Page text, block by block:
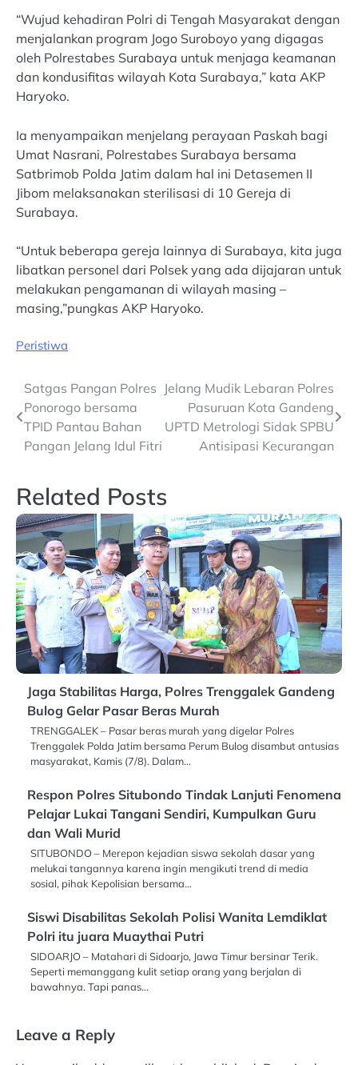
“Wujud kehadiran Polri di Tengah Masyarakat dengan
menjalankan program Jogo Suroboyo yang digagas
oleh Polrestabes Surabaya untuk menjaga keamanan
dan kondusifitas wilayah Kota Surabaya,” kata AKP
Haryoko.
Ia menyampaikan menjelang perayaan Paskah bagi
Umat Nasrani, Polrestabes Surabaya bersama
Satbrimob Polda Jatim dalam hal ini Detasemen II
Jibom melaksanakan sterilisasi di 10 Gereja di
Surabaya.
“Untuk beberapa gereja lainnya di Surabaya, kita juga
libatkan personel dari Polsek yang ada dijajaran untuk
melakukan pengamanan di wilayah masing –
masing,”pungkas AKP Haryoko.
Peristiwa
Post
navigation
Satgas Pangan Polres
Ponorogo bersama
TPID Pantau Bahan
Pangan Jelang Idul Fitri
Jelang Mudik Lebaran Polres
Pasuruan Kota Gandeng
UPTD Metrologi Sidak SPBU
Antisipasi Kecurangan
Related Posts
Jaga Stabilitas Harga, Polres Trenggalek Gandeng
Bulog Gelar Pasar Beras Murah
TRENGGALEK – Pasar beras murah yang digelar Polres
Trenggalek Polda Jatim bersama Perum Bulog disambut antusias
masyarakat, Kamis (7/8). Dalam…
Respon Polres Situbondo Tindak Lanjuti Fenomena
Pelajar Lukai Tangani Sendiri, Kumpulkan Guru
dan Wali Murid
SITUBONDO – Merepon kejadian siswa sekolah dasar yang
melukai tangannya karena ingin mengikuti trend di media
sosial, pihak Kepolisian bersama…
Siswi Disabilitas Sekolah Polisi Wanita Lemdiklat
Polri itu juara Muaythai Putri
SIDOARJO – Matahari di Sidoarjo, Jawa Timur bersinar Terik.
Seperti memanggang kulit setiap orang yang berjalan di
bawahnya. Tapi panas…
Leave a Reply